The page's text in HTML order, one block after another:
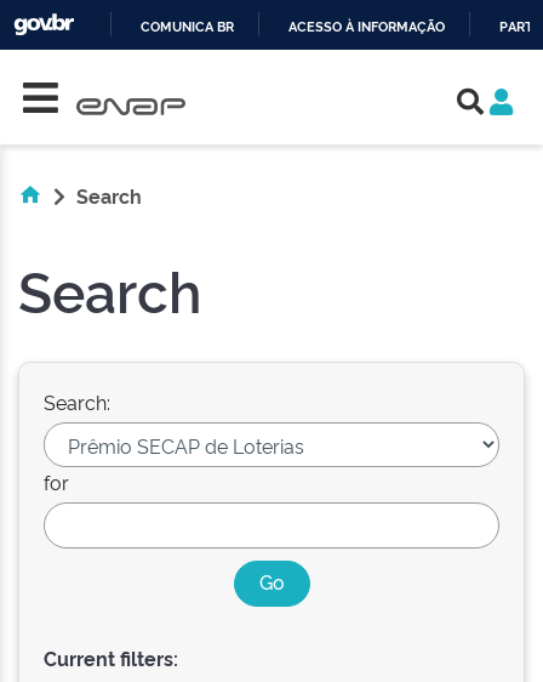
COMUNICA BR ACESSO À INFORMAÇÃO
Search
Search
Search:
for
Current filters: